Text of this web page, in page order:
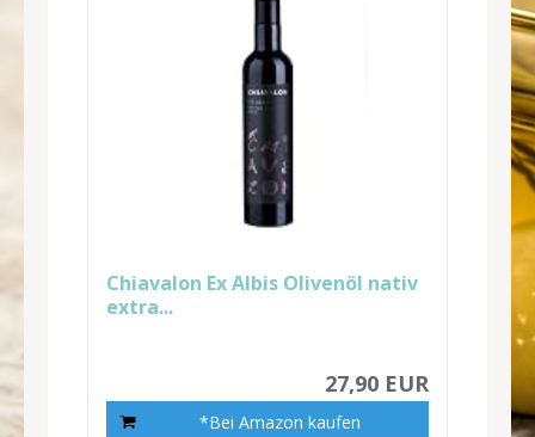
Chiavalon Ex Albis Olivenöl nativ
extra...
27,90 EUR
*Bei Amazon kaufen